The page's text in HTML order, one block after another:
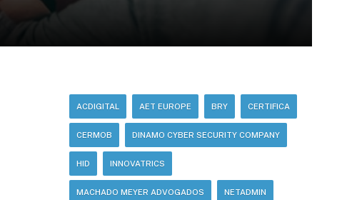
ACDIGITAL AET EUROPE BRY CERTIFICA
CERMOB DINAMO CYBER SECURITY COMPANY
HID INNOVATRICS
MACHADO MEYER ADVOGADOS NETADMIN